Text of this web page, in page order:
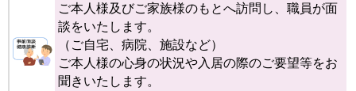
ご本人様及びご家族様のもとへ訪問し、職員が面
談をいたします。
（ご自宅、病院、施設など）
ご本人様の心身の状況や入居の際のご要望等をお
聞きいたします。